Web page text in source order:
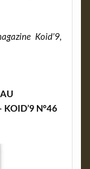
Koid’9,
N°46